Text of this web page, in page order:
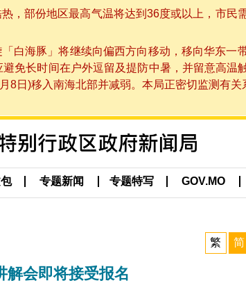
，部份地区最高气温将达到36度或以上，市
白海豚」将继续向偏西方向移动，移向华东
免长时间在户外逗留及提防中暑，并留意高温
8日)移入南海北部并减弱。本局正密切监测有
专题新闻 专题特写 GOV.MO
繁 简
解会即将接受报名